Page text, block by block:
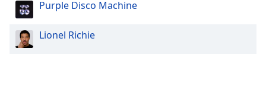
Purple Disco Machine
Lionel Richie